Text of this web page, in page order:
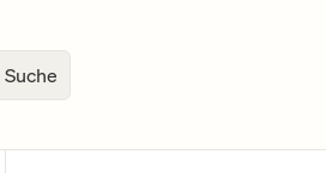
Suche